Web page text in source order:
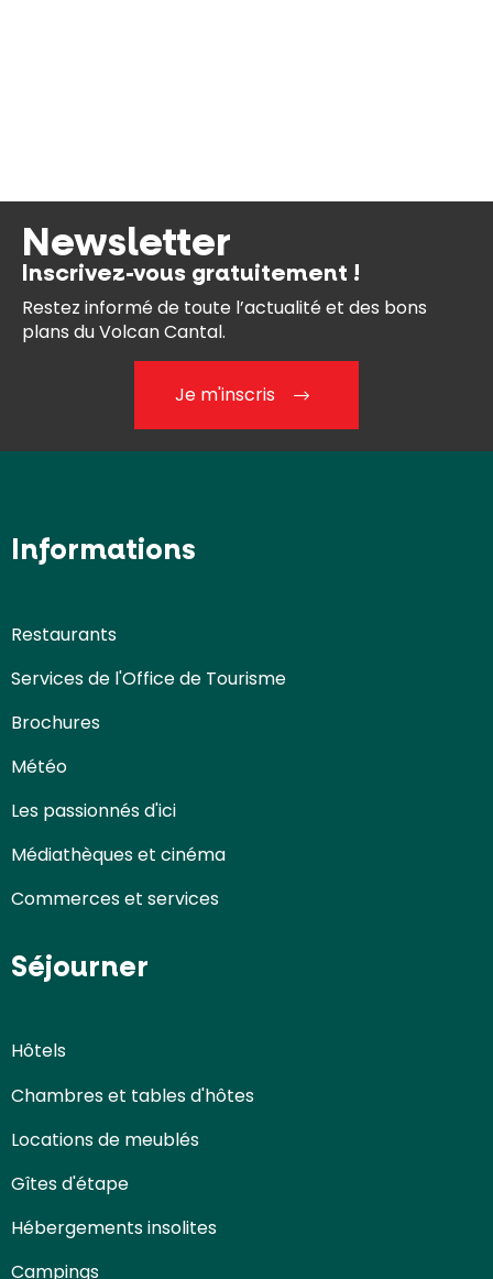
Newsletter
Inscrivez-vous gratuitement !
Restez informé de toute l’actualité et des bons
plans du Volcan Cantal.
Je m'inscris
Informations
Restaurants
Services de l'Office de Tourisme
Brochures
Météo
Les passionnés d'ici
Médiathèques et cinéma
Commerces et services
Séjourner
Hôtels
Chambres et tables d'hôtes
Locations de meublés
Gîtes d'étape
Hébergements insolites
Campings